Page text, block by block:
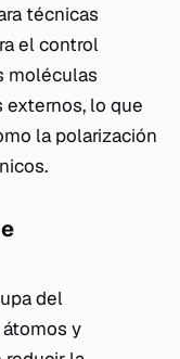
técnicas
el control
moléculas
externos, lo que
la polarización
del
y